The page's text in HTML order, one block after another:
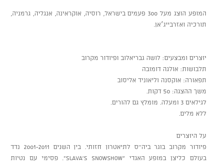
המופע הוצג מעל 300 פעמים בישראל, רוסיה, אוקראינה, אנגליה, גרמניה,
תורכיה ואזרבייג׳אן.
יוצרים ומבצעים: לושה גבריאלוב ופיודור מקרוב
תלבושות: אולגה דומובה
תפאורה: אוקסנה וליאוניד אליסוב
משך ההצגה: 50 דקות.
לגילאים 3 ומעלה. מומלץ גם להורים.
ללא מלים.
על היוצרים
פיודור מקרוב בוגר ביה''ס לתיאטרון חזותי. בין השנים 2001-2011 נדד
בעולם כליצן במופע האגדי ”Slava's Snowshow”. פסימי עם נטיות